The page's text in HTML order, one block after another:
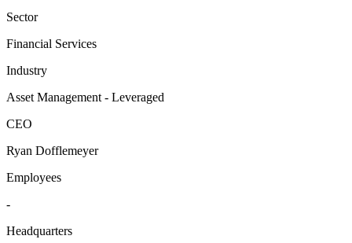
Sector
Financial Services
Industry
Asset Management - Leveraged
CEO
Ryan Dofflemeyer
Employees
-
Headquarters